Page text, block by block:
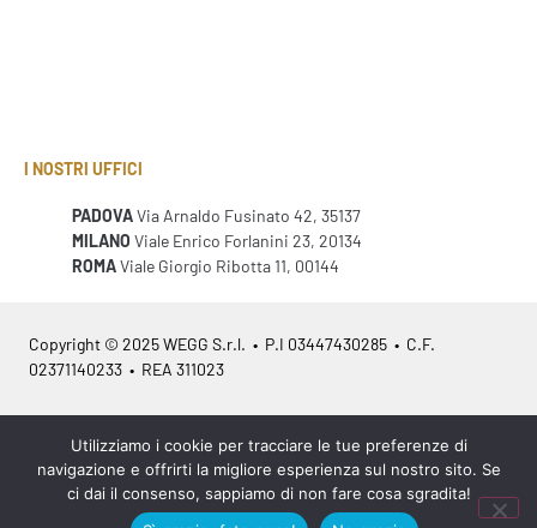
I NOSTRI UFFICI
PADOVAVia Arnaldo Fusinato 42, 35137
MILANO Viale Enrico Forlanini 23, 20134
ROMAViale Giorgio Ribotta 11, 00144
Copyright © 2025 WEGG S.r.l. • P.I 03447430285 • C.F.
02371140233 • REA 311023
Azienda Certificata ISO 9001:2015 – ITA / ISO 9001:2015 – EN
Utilizziamo i cookie per tracciare le tue preferenze di
navigazione e offrirti la migliore esperienza sul nostro sito. Se
ci dai il consenso, sappiamo di non fare cosa sgradita!